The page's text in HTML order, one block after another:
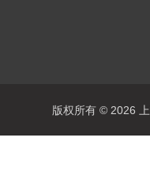
版权所有 © 2026